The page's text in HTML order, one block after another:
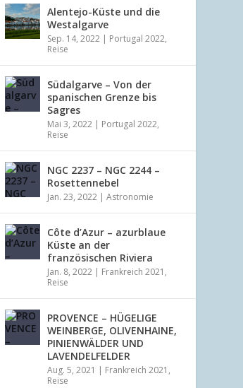
Alentejo-Küste und die
Westalgarve
Sep. 14, 2022 Portugal 2022,
Reise
Südalgarve – Von der
spanischen Grenze bis
Sagres
Mai 3, 2022 Portugal 2022,
Reise
NGC 2237 – NGC 2244 –
Rosettennebel
Jan. 23, 2022 |Astronomie
Côte d’Azur – azurblaue
Küste an der
französischen Riviera
Jan. 8, 2022 Frankreich 2021 ,
Reise
PROVENCE – HÜGELIGE
WEINBERGE, OLIVENHAINE,
PINIENWÄLDER UND
LAVENDELFELDER
Aug. 5, 2021 Frankreich 2021 ,
Reise